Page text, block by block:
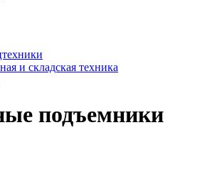
и складская техника
подъемники